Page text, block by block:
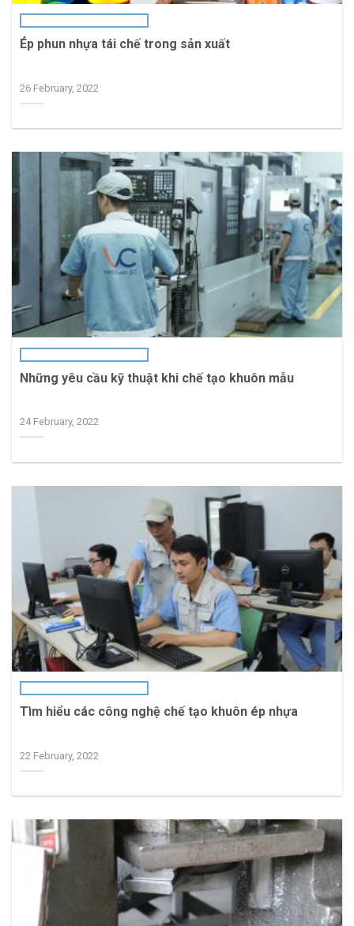
Ép phun nhựa tái chế trong sản xuất
26 February, 2022
Những yêu cầu kỹ thuật khi chế tạo khuôn mẫu
24 February, 2022
Tìm hiểu các công nghệ chế tạo khuôn ép nhựa
22 February, 2022